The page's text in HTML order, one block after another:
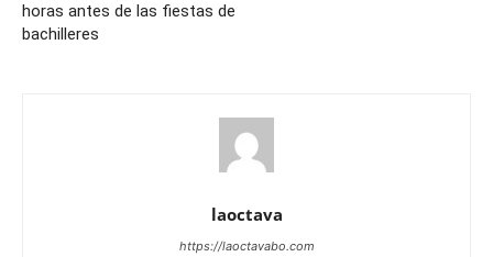
horas antes de las fiestas de
bachilleres
laoctava
https://laoctavabo.com